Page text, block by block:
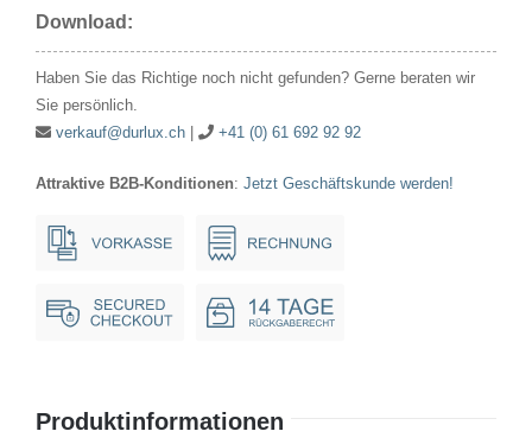
25W
Ba15d
matt
Download:
Haben Sie das Richtige noch nicht gefunden? Gerne beraten wir
Sie persönlich.
verkauf@durlux.ch| +41 (0) 61 692 92 92
Attraktive B2B-Konditionen: Jetzt Geschäftskunde werden!
Produktinformationen